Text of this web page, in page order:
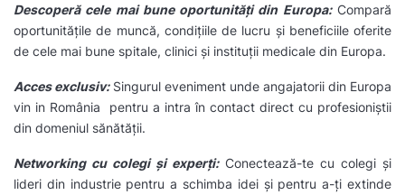
Descoperă cele mai bune oportunități din Europa:Compară
oportunitățile de muncă, condițiile de lucru și beneficiile oferite
de cele mai bune spitale, clinici și instituții medicale din Europa.
Acces exclusiv:Singurul eveniment unde angajatorii din Europa
vin in România pentru a intra în contact direct cu profesioniștii
din domeniul sănătății.
Networking cu colegi și experți:Conectează-te cu colegi și
lideri din industrie pentru a schimba idei și pentru a-ți extinde